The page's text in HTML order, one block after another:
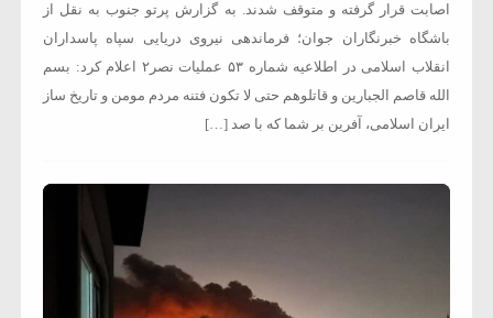
اصابت قرار گرفته و متوقف شدند. به گزارش پرتو جنوب به نقل از
باشگاه خبرنگاران جوان؛ فرماندهی نیروی دریایی سپاه پاسداران
انقلاب اسلامی در اطلاعیه شماره ۵۳ عملیات نصر۲ اعلام کرد: بسم
الله قاصم الجبارین و قاتلوهم حتی لا تکون فتنه مردم مومن و تاریخ ساز
ایران اسلامی، آفرین بر شما که با صد […]